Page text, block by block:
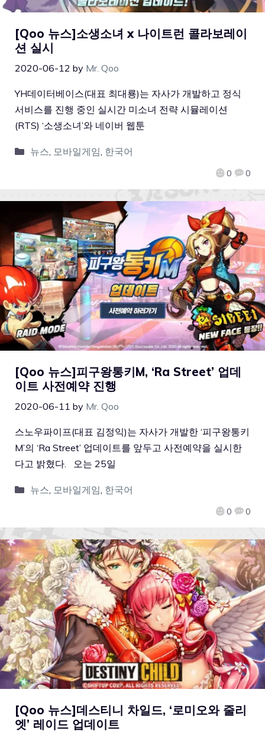
[Qoo 뉴스]소생소녀 x 나이트런 콜라보레이
션 실시
2020-06-12 by Mr. Qoo
0 0
YH데이터베이스(대표 최대룡)는 자사가 개발하고 정식
서비스를 진행 중인 실시간 미소녀 전략 시뮬레이션
(RTS) ‘소생소녀’와 네이버 웹툰
뉴스, 모바일게임, 한국어
[Qoo 뉴스]피구왕통키M, ‘Ra Street’ 업데
이트 사전예약 진행
2020-06-11 by Mr. Qoo
0 0
스노우파이프(대표 김정익)는 자사가 개발한 ‘피구왕통키
M’의 ‘Ra Street’ 업데이트를 앞두고 사전예약을 실시한
다고 밝혔다. 오는 25일
뉴스, 모바일게임, 한국어
[Qoo 뉴스]데스티니 차일드, ‘로미오와 줄리
엣’ 레이드 업데이트